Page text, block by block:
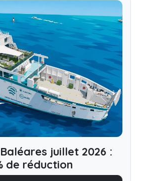
juillet 2026 :
de réduction